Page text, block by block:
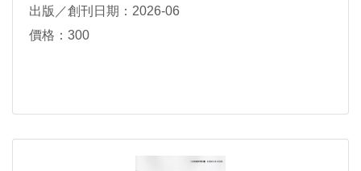
出版／創刊日期：2026-06
價格：300